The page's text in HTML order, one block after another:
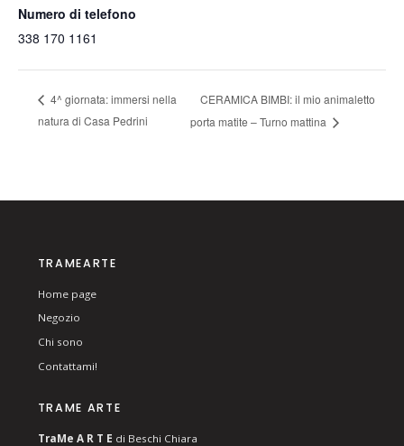
Numero di telefono
338 170 1161
4^ giornata: immersi nella
natura di Casa Pedrini
CERAMICA BIMBI: il mio animaletto
porta matite – Turno mattina
TRAMEARTE
Home page
Negozio
Chi sono
Contattami!
TRAME ARTE
TraMe A R T E di Beschi Chiara